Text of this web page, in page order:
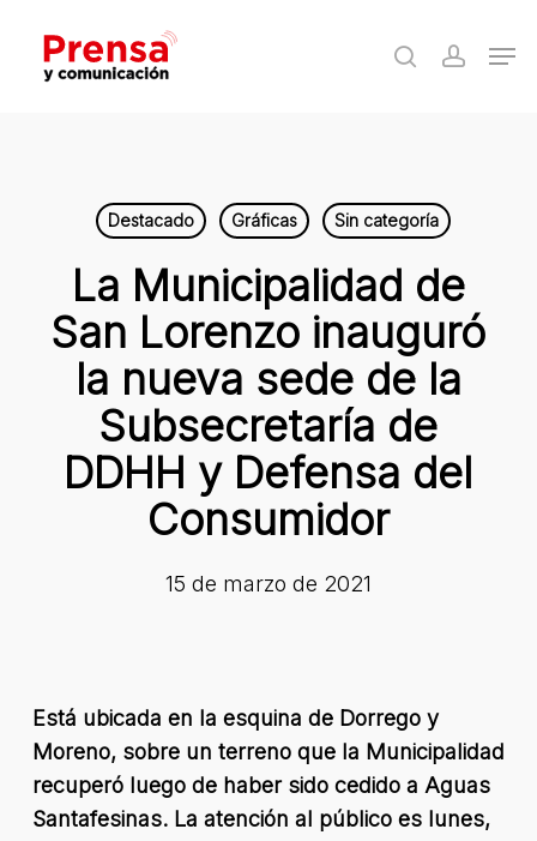
main
search
Destacado Gráficas Sin categoría
La Municipalidad de
San Lorenzo inauguró
la nueva sede de la
Subsecretaría de
DDHH y Defensa del
Consumidor
15 de marzo de 2021
Está ubicada en la esquina de Dorrego y
Moreno, sobre un terreno que la Municipalidad
recuperó luego de haber sido cedido a Aguas
Santafesinas. La atención al público es lunes,